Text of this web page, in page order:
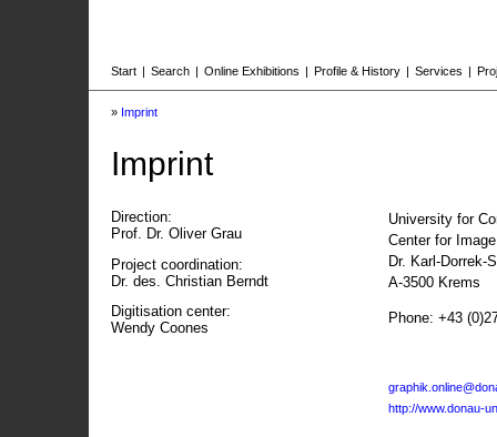
Start | Search | Online Exhibitions | Profile & History | Services |
» Imprint
Imprint
Direction:
Prof. Dr. Oliver Grau
Project coordination:
Dr. des. Christian Berndt
Digitisation center:
Wendy Coones
University for
Center for
Dr. Karl-Dorrek-
A-3500 Krems
Phone: +43
http://www.donau-